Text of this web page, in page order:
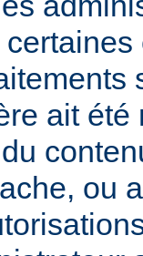
ait été
ou